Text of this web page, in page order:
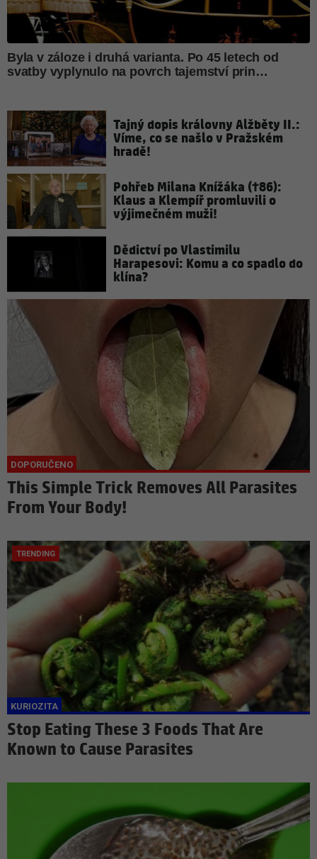
Tajný dopis královny Alžběty II.:
Víme, co se našlo v Pražském
hradě!
Pohřeb Milana Knížáka (†86):
Klaus a Klempíř promluvili o
výjimečném muži!
Dědictví po Vlastimilu
Harapesovi: Komu a co spadlo do
klína?
This Simple Trick Removes All Parasites
From Your Body!
Stop Eating These 3 Foods That Are
Known to Cause Parasites